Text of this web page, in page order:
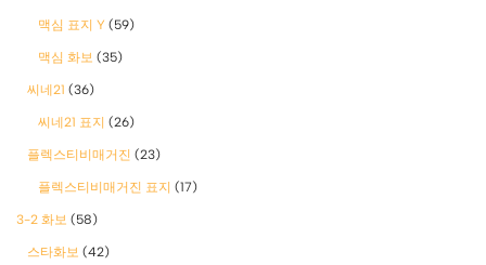
맥심 표지 Y (59)
맥심 화보 (35)
씨네21 (36)
씨네21 표지 (26)
플렉스티비매거진 (23)
플렉스티비매거진 표지 (17)
3-2 화보 (58)
스타화보 (42)